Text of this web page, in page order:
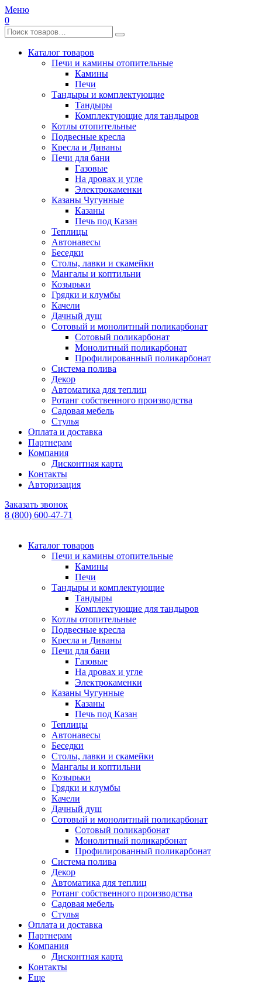
Меню
0
Каталог товаров
Печи и камины отопительные
Камины
Печи
Тандыры и комплектующие
Тандыры
Комплектующие для тандыров
Котлы отопительные
Подвесные кресла
Кресла и Диваны
Печи для бани
Газовые
На дровах и угле
Электрокаменки
Казаны Чугунные
Казаны
Печь под Казан
Теплицы
Автонавесы
Беседки
Столы, лавки и скамейки
Мангалы и коптильни
Козырьки
Грядки и клумбы
Качели
Дачный душ
Сотовый и монолитный поликарбонат
Сотовый поликарбонат
Монолитный поликарбонат
Профилированный поликарбонат
Система полива
Декор
Автоматика для теплиц
Ротанг собственного производства
Садовая мебель
Стулья
Оплата и доставка
Партнерам
Компания
Дисконтная карта
Контакты
Авторизация
Заказать звонок
8 (800) 600-47-71
Каталог товаров
Печи и камины отопительные
Камины
Печи
Тандыры и комплектующие
Тандыры
Комплектующие для тандыров
Котлы отопительные
Подвесные кресла
Кресла и Диваны
Печи для бани
Газовые
На дровах и угле
Электрокаменки
Казаны Чугунные
Казаны
Печь под Казан
Теплицы
Автонавесы
Беседки
Столы, лавки и скамейки
Мангалы и коптильни
Козырьки
Грядки и клумбы
Качели
Дачный душ
Сотовый и монолитный поликарбонат
Сотовый поликарбонат
Монолитный поликарбонат
Профилированный поликарбонат
Система полива
Декор
Автоматика для теплиц
Ротанг собственного производства
Садовая мебель
Стулья
Оплата и доставка
Партнерам
Компания
Дисконтная карта
Контакты
Еще